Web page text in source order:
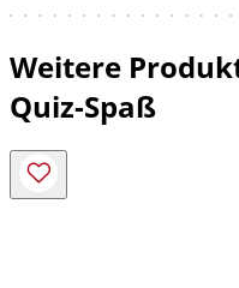
Weitere
Quiz-Spaß